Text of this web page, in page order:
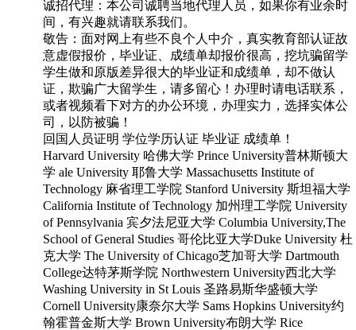
诚招代理：本公司诚聘当地代理人员，如果你有业余时
间，有兴趣就请联系我们。
敬告：面对网上有些不良个人中介，真实教育部认证故
意虚假报价，毕业证、成绩单却报价很高，挖坑骗留学
学生做和原版差异很大的毕业证和成绩单，却不做认
证，欺骗广大留学生，请多留心！办理时请电话联系，
或者视频看下对方的办公环境，办理实力，选择实体公
司，以防被骗！
回国人员证明 学位学历认证 毕业证 成绩单！
Harvard University 哈佛大学 Prince University普林斯顿大
学 ale University 耶鲁大学 Massachusetts Institute of
Technology 麻省理工学院 Stanford University 斯坦福大学
California Institute of Technology 加州理工学院 University
of Pennsylvania 宾夕法尼亚大学 Columbia University,The
School of General Studies 哥伦比亚大学Duke University 杜
克大学 The University of Chicago芝加哥大学 Dartmouth
College达特茅斯学院 Northwestern University西北大学
Washing University in St Louis 圣路易斯华盛顿大学
Cornell University康奈尔大学 Sams Hopkins University约
翰霍普金斯大学 Brown University布朗大学 Rice